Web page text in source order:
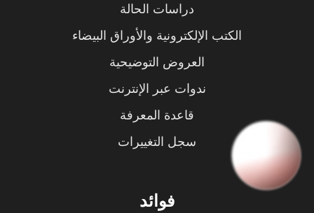
دراسات الحالة
الكتب الإلكترونية والأوراق البيضاء
العروض التوضيحية
ندوات عبر الإنترنت
قاعدة المعرفة
سجل التغييرات
فوائد